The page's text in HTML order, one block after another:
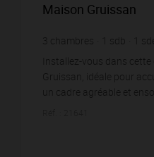
Maison Gruissan
3 chambres sdb
Installez-vous dans
Gruissan, idéale pour
un cadre agréable et